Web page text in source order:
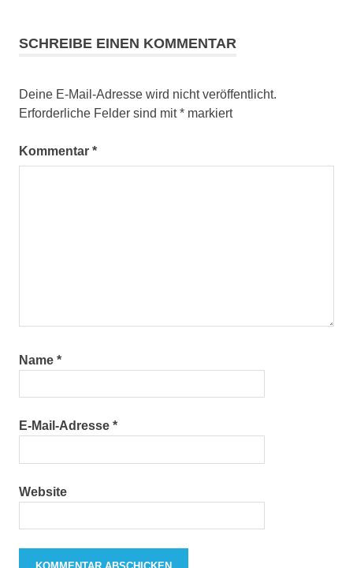
SCHREIBE EINEN KOMMENTAR
Deine E-Mail-Adresse wird nicht veröffentlicht.
Erforderliche Felder sind mit* markiert
Kommentar *
Name *
E-Mail-Adresse *
Website